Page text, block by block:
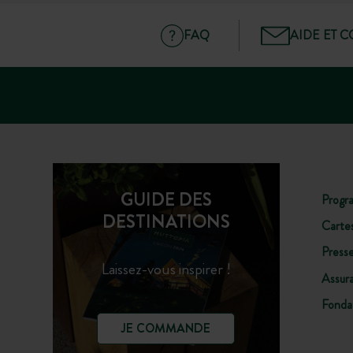
FAQ AIDE ET
GUIDE DES
DESTINATIONS
Laissez-vous inspirer !
JE COMMANDE